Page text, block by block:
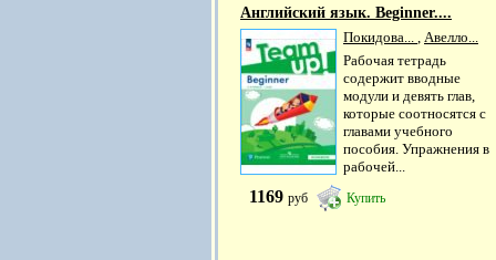
Английский язык. Beginner....
Покидова...
Авелло...
Рабочая тетрадь
содержит вводные
модули и девять глав,
которые соотносятся с
главами учебного
пособия. Упражнения в
рабочей...
1169 руб Купить